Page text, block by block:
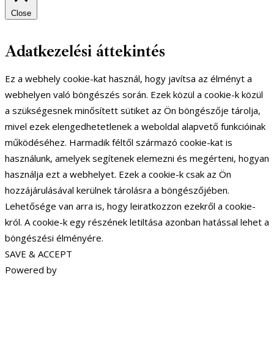
Close
Adatkezelési áttekintés
Ez a webhely cookie-kat használ, hogy javítsa az élményt a
webhelyen való böngészés során. Ezek közül a cookie-k közül
a szükségesnek minősített sütiket az Ön böngészője tárolja,
mivel ezek elengedhetetlenek a weboldal alapvető funkcióinak
működéséhez. Harmadik féltől származó cookie-kat is
használunk, amelyek segítenek elemezni és megérteni, hogyan
használja ezt a webhelyet. Ezek a cookie-k csak az Ön
hozzájárulásával kerülnek tárolásra a böngészőjében.
Lehetősége van arra is, hogy leiratkozzon ezekről a cookie-
król. A cookie-k egy részének letiltása azonban hatással lehet a
böngészési élményére.
SAVE & ACCEPT
Powered by